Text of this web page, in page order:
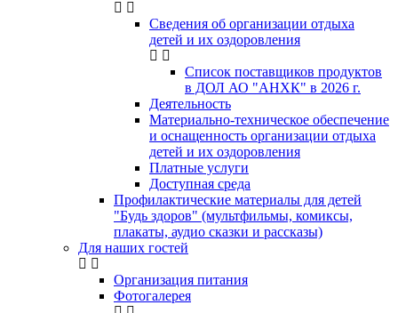
Сведения об организации отдыха
детей и их оздоровления
Список поставщиков продуктов
в ДОЛ АО "АНХК" в 2026 г.
Деятельность
Материально-техническое обеспечение
и оснащенность организации отдыха
детей и их оздоровления
Платные услуги
Доступная среда
Профилактические материалы для детей
"Будь здоров" (мультфильмы, комиксы,
плакаты, аудио сказки и рассказы)
Для наших гостей
Организация питания
Фотогалерея